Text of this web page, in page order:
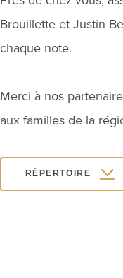
Brouillette et Justin
chaque note.
Merci à nos
aux familles de la
RÉPERTOIRE